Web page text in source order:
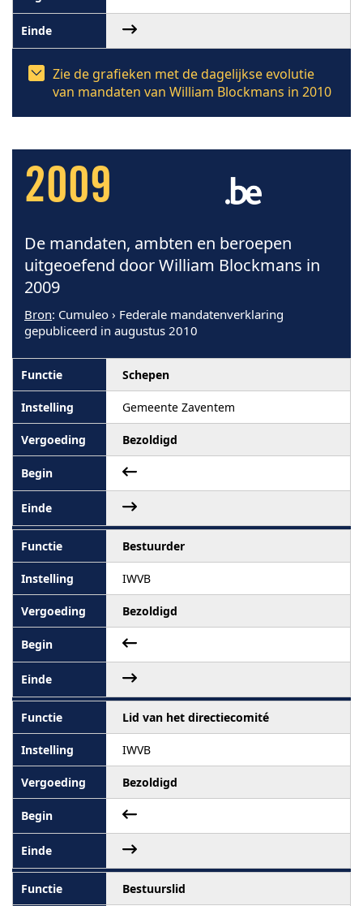
Zie de grafieken met de dagelijkse evolutie
van mandaten van William Blockmans in 2010
2009
De mandaten, ambten en beroepen
uitgeoefend door William Blockmans in
2009
Bron: Cumuleo › Federale mandatenverklaring
gepubliceerd in augustus 2010
Schepen
Gemeente Zaventem
Bezoldigd
Bestuurder
IWVB
Bezoldigd
Lid van het directiecomité
IWVB
Bezoldigd
Bestuurslid